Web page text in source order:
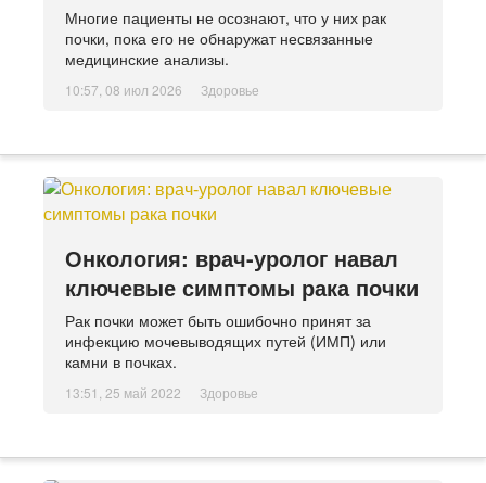
Многие пациенты не осознают, что у них рак
почки, пока его не обнаружат несвязанные
медицинские анализы.
10:57, 08 июл 2026 Здоровье
Онкология: врач-уролог навал
ключевые симптомы рака почки
Рак почки может быть ошибочно принят за
инфекцию мочевыводящих путей (ИМП) или
камни в почках.
13:51, 25 май 2022 Здоровье